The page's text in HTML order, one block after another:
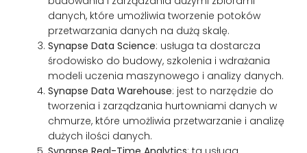
danych, które umożliwia tworzenie potoków
przetwarzania danych na dużą skalę.
Synapse Data Science: usługa ta dostarcza
środowisko do budowy, szkolenia i wdrażania
modeli uczenia maszynowego i analizy danych.
Synapse Data Warehouse: jest to narzędzie do
tworzenia i zarządzania hurtowniami danych w
chmurze, które umożliwia przetwarzanie i analizę
dużych ilości danych.